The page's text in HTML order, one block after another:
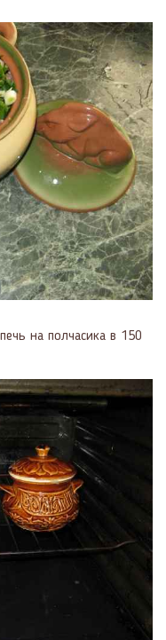
на полчасика в 150